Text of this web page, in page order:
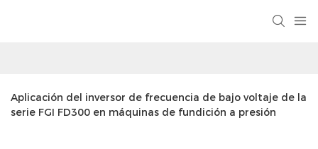
Aplicación del inversor de frecuencia de bajo voltaje de la
serie FGI FD300 en máquinas de fundición a presión